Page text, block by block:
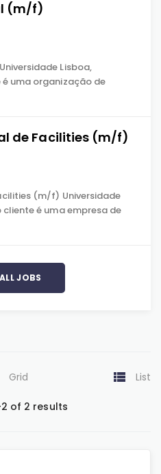
(m/f)
Lisboa,
uma organização de
de Facilities (m/f)
(m/f) Universidade
é uma empresa de
JOBS
Grid List
2 of 2 results